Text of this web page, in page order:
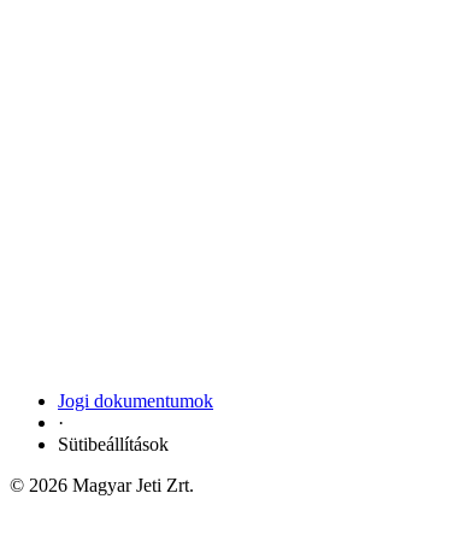
Jogi dokumentumok
·
Sütibeállítások
© 2026 Magyar Jeti Zrt.